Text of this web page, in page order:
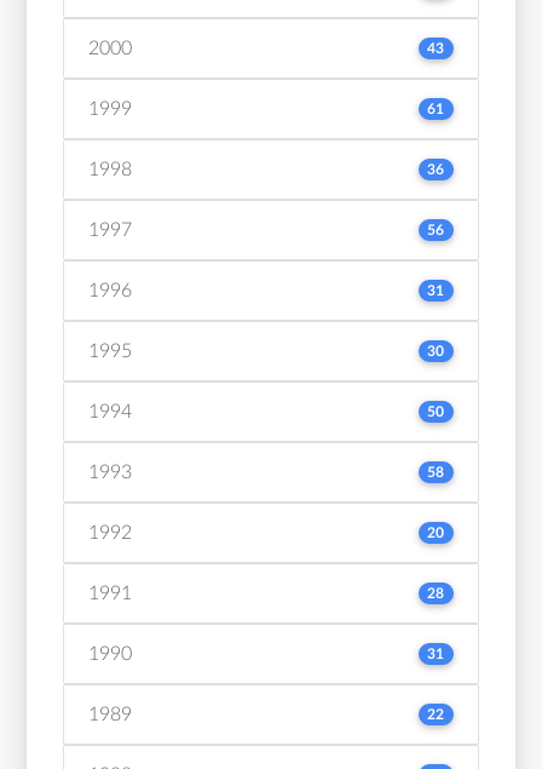
2000 43
1999 61
1998 36
1997 56
1996 31
1995 30
1994 50
1993 58
1992 20
1991 28
1990 31
1989 22